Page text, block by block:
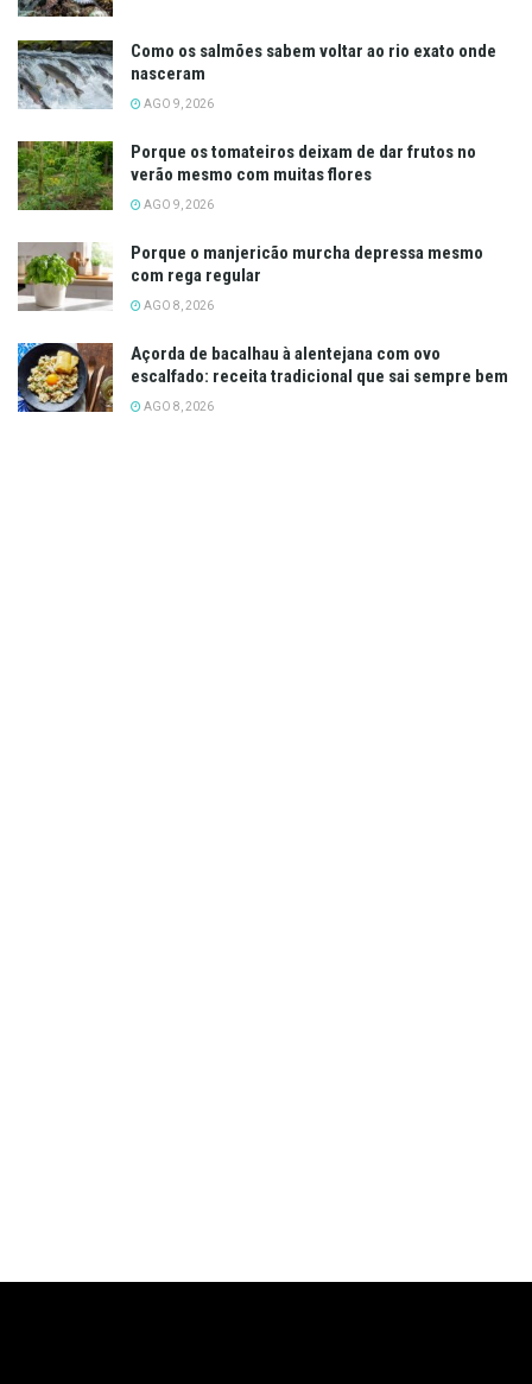
Como os salmões sabem voltar ao rio exato onde
nasceram
AGO 9, 2026
Porque os tomateiros deixam de dar frutos no
verão mesmo com muitas flores
AGO 9, 2026
Porque o manjericão murcha depressa mesmo
com rega regular
AGO 8, 2026
Açorda de bacalhau à alentejana com ovo
escalfado: receita tradicional que sai sempre bem
AGO 8, 2026